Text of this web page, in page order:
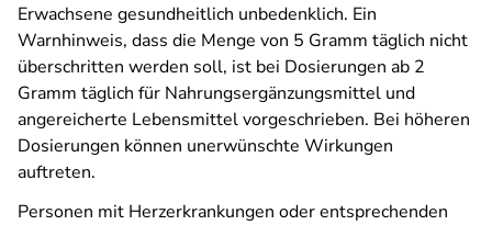
Erwachsene gesundheitlich unbedenklich. Ein
Warnhinweis, dass die Menge von 5 Gramm täglich nicht
überschritten werden soll, ist bei Dosierungen ab 2
Gramm täglich für Nahrungsergänzungsmittel und
angereicherte Lebensmittel vorgeschrieben. Bei höheren
Dosierungen können unerwünschte Wirkungen
auftreten.
Personen mit Herzerkrankungen oder entsprechenden